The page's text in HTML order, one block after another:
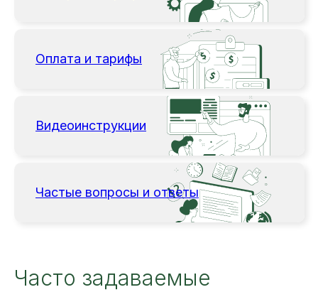
Оплата и тарифы
Видеоинструкции
Частые вопросы и ответы
Часто задаваемые